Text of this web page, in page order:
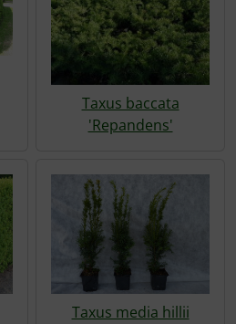
Taxus baccata
'Repandens'
Taxus media hillii